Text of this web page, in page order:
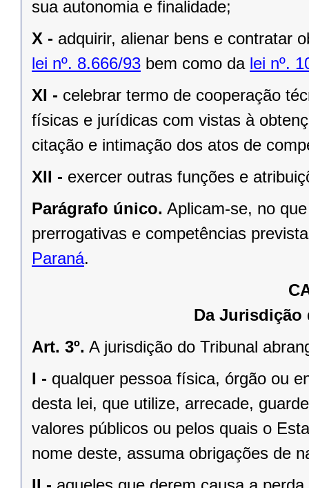
sua autonomia e finalidade;
X - adquirir, alienar bens e contratar
lei nº. 8.666/93 bem como da lei nº.
XI - celebrar termo de cooperação
físicas e jurídicas com vistas à
citação e intimação dos atos de
XII - exercer outras funções e
Parágrafo único. Aplicam-se, no
prerrogativas e competências
Paraná.
Da Jurisdição
Art. 3º. A jurisdição do Tribunal
I - qualquer pessoa física, órgão ou
desta lei, que utilize, arrecade,
valores públicos ou pelos quais o
nome deste, assuma obrigações de